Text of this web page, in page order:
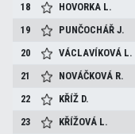
18
HOVORKA L.
19
PUNČOCHÁŘJ.
20
VÁCLAVÍKOVÁ L.
21
NOVÁČKOVÁ R.
22
KŘÍŽ D.
23
KŘÍŽOVÁ L.